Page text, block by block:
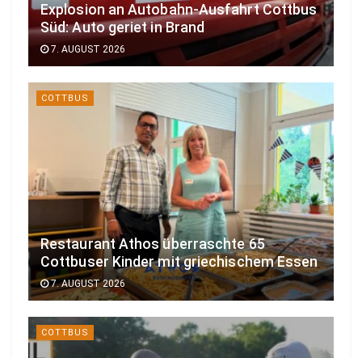
Explosion an Autobahn-Ausfahrt Cottbus
Süd: Auto geriet in Brand
7. AUGUST 2026
COTTBUS
Restaurant Athos überraschte 65
Cottbuser Kinder mit griechischem Essen
7. AUGUST 2026
COTTBUS